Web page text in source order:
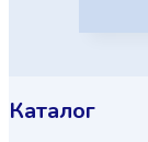
Каталог